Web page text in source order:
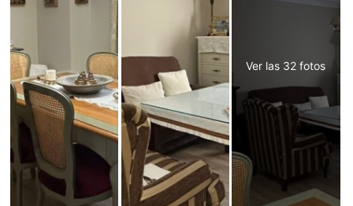
Ver las 32 fotos